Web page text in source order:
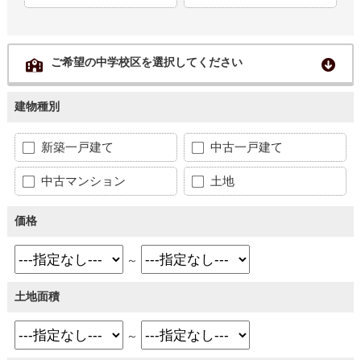
ご希望の中学校区を選択してください
建物種別
新築一戸建て 中古一戸建て
中古マンション 土地
価格
～
土地面積
～